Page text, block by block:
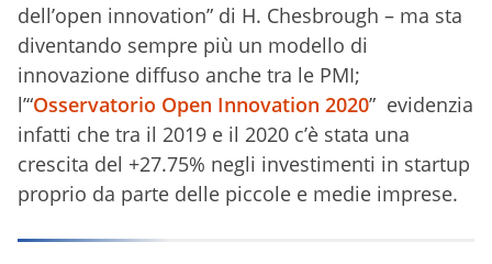
dell’open innovation” di H. Chesbrough – ma sta
diventando sempre più un modello di
innovazione diffuso anche tra le PMI;
l’“Osservatorio Open Innovation 2020” evidenzia
infatti che tra il 2019 e il 2020 c’è stata una
crescita del +27.75% negli investimenti in startup
proprio da parte delle piccole e medie imprese.